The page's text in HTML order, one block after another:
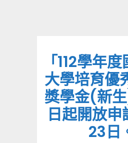
「112學年
大學培育優
獎學金(新
日起開放申
23日